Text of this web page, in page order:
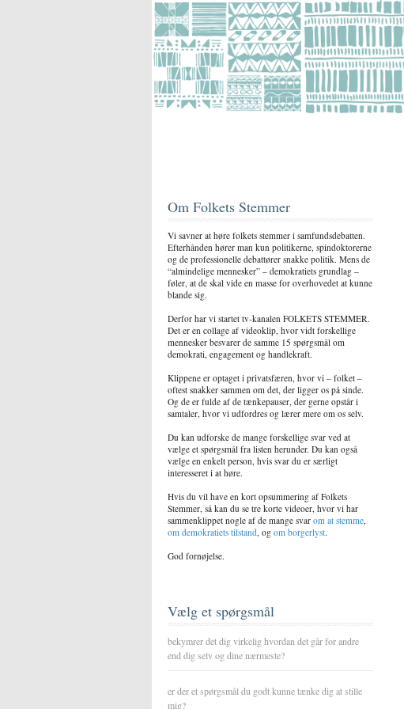
Om Folkets Stemmer
Vi savner at høre folkets stemmer i samfundsdebatten.
Efterhånden hører man kun politikerne, spindoktorerne
og de professionelle debattører snakke politik. Mens de
“almindelige mennesker” – demokratiets grundlag –
føler, at de skal vide en masse for overhovedet at kunne
blande sig.
Derfor har vi startet tv-kanalen FOLKETS STEMMER.
Det er en collage af videoklip, hvor vidt forskellige
mennesker besvarer de samme 15 spørgsmål om
demokrati, engagement og handlekraft.
Klippene er optaget i privatsfæren, hvor vi – folket –
oftest snakker sammen om det, der ligger os på sinde.
Og de er fulde af de tænkepauser, der gerne opstår i
samtaler, hvor vi udfordres og lærer mere om os selv.
Du kan udforske de mange forskellige svar ved at
vælge et spørgsmål fra listen herunder. Du kan også
vælge en enkelt person, hvis svar du er særligt
interesseret i at høre.
Hvis du vil have en kort opsummering af Folkets
Stemmer, så kan du se tre korte videoer, hvor vi har
sammenklippet nogle af de mange svar om at stemme,
om demokratiets tilstand, og om borgerlyst.
God fornøjelse.
Vælg et spørgsmål
bekymrer det dig virkelig hvordan det går for andre
end dig selv og dine nærmeste?
er der et spørgsmål du godt kunne tænke dig at stille
mig?